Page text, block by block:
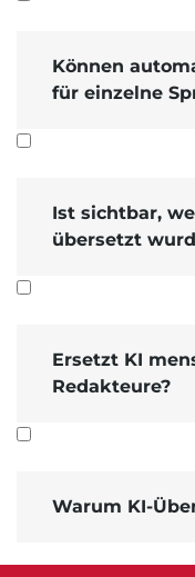
Können
für einzelne
Ist sichtbar,
übersetzt
Ersetzt KI
Redakteure?
Warum KI-